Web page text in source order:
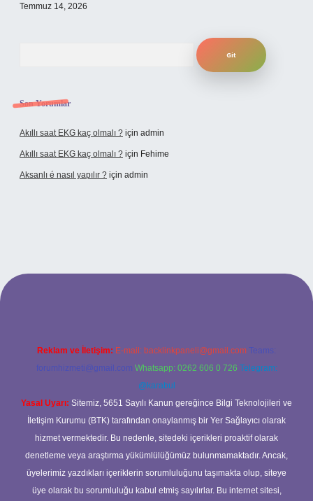
Temmuz 14, 2026
Son Yorumlar
Akıllı saat EKG kaç olmalı ? için admin
Akıllı saat EKG kaç olmalı ? için Fehime
Aksanlı é nasıl yapılır ? için admin
Reklam ve İletişim: E-mail: backlinkpaneli@gmail.com Teams:
forumhizmeti@gmail.com Whatsapp: 0262 606 0 726 Telegram:
@karabul
Yasal Uyarı: Sitemiz, 5651 Sayılı Kanun gereğince Bilgi Teknolojileri ve
İletişim Kurumu (BTK) tarafından onaylanmış bir Yer Sağlayıcı olarak
hizmet vermektedir. Bu nedenle, sitedeki içerikleri proaktif olarak
denetleme veya araştırma yükümlülüğümüz bulunmamaktadır. Ancak,
üyelerimiz yazdıkları içeriklerin sorumluluğunu taşımakta olup, siteye
üye olarak bu sorumluluğu kabul etmiş sayılırlar. Bu internet sitesi,